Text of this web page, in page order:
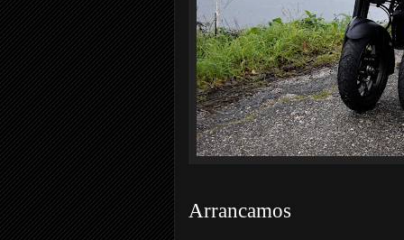
Arrancamos